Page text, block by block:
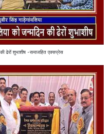
की ढेरों शुभाशीष -समाजहित एक्सप्रेस